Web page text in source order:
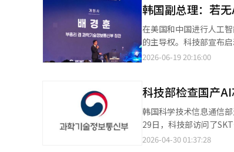
元，营业利润为2318亿韩元。
AI基础设施和业务系统
源提供和数据中心运营
设和运营（DBO）以及制造和物流AX进行业务扩展
案构建“AI全栈”，以增
融行业AX和造船业企业
75%。 LG CNS上半年的AI与云收入为1.6714万亿韩元，较去年同期增长5.1%。三星、竹田等大型AI数据中心项目以
及金融、公共领域的AX和制造
中心后，负责运营的
设周期的模块化AI数据中心
韩国副总理：若
在美国和中国进行人工
的主导权。科技部宣布
心的“K-物理AI全栈”，
进一步指出：“物理AI是
数据生态系统的构建。
工智能与软件产业协会
智能信息社会振兴院（
年9月，科技部便启动了
2026-06-19 20:16:00
科技部检查国产
韩国科学技术信息通信
29日，科技部访问了
数据中心，科技部信息
2026-04-30 01:37:28